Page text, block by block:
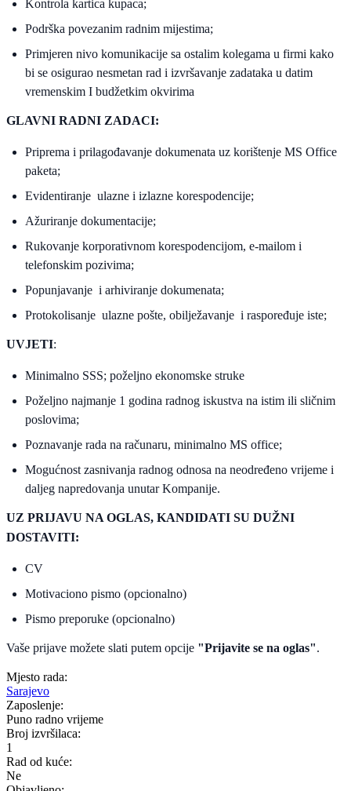
Kontrola kartica kupaca;
Podrška povezanim radnim mijestima;
Primjeren nivo komunikacije sa ostalim kolegama u firmi kako
bi se osigurao nesmetan rad i izvršavanje zadataka u datim
vremenskim I budžetkim okvirima
GLAVNI RADNI ZADACI:
Priprema i prilagođavanje dokumenata uz korištenje MS Office
paketa;
Evidentiranje ulazne i izlazne korespodencije;
Ažuriranje dokumentacije;
Rukovanje korporativnom korespodencijom, e-mailom i
telefonskim pozivima;
Popunjavanje i arhiviranje dokumenata;
Protokolisanje ulazne pošte, obilježavanje i raspoređuje iste;
UVJETI:
Minimalno SSS; poželjno ekonomske struke
Poželjno najmanje 1 godina radnog iskustva na istim ili sličnim
poslovima;
Poznavanje rada na računaru, minimalno MS office;
Mogućnost zasnivanja radnog odnosa na neodređeno vrijeme i
daljeg napredovanja unutar Kompanije.
UZ PRIJAVU NA OGLAS, KANDIDATI SU DUŽNI
DOSTAVITI:
CV
Motivaciono pismo (opcionalno)
Pismo preporuke (opcionalno)
Vaše prijave možete slati putem opcije "Prijavite se na oglas".
Mjesto rada:
Sarajevo
Zaposlenje:
Puno radno vrijeme
Broj izvršilaca:
1
Rad od kuće:
Ne